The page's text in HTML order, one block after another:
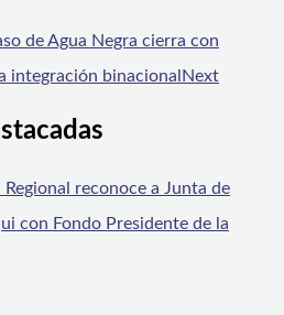
de Agua Negra cierra con
integración binacionalNext